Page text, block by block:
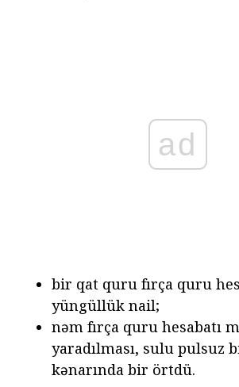
ad
bir qat quru fırça quru
yüngüllük nail;
nəm fırça quru hesabatı
yaradılması, sulu pulsuz
kənarında bir örtdü.